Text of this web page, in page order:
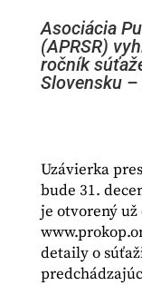
Asociácia
(APRSR)
ročník
Slovensku –
Uzávierka
bude 31.
je otvorený už
detaily o